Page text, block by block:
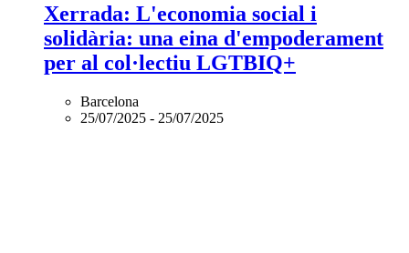
Xerrada: L'economia social i
solidària: una eina d'empoderament
per al col·lectiu LGTBIQ+
Barcelona
25/07/2025 - 25/07/2025